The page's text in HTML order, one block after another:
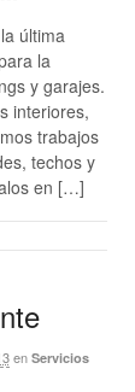
última
la
y garajes.
interiores,
trabajos
techos y
en […]
en Servicios